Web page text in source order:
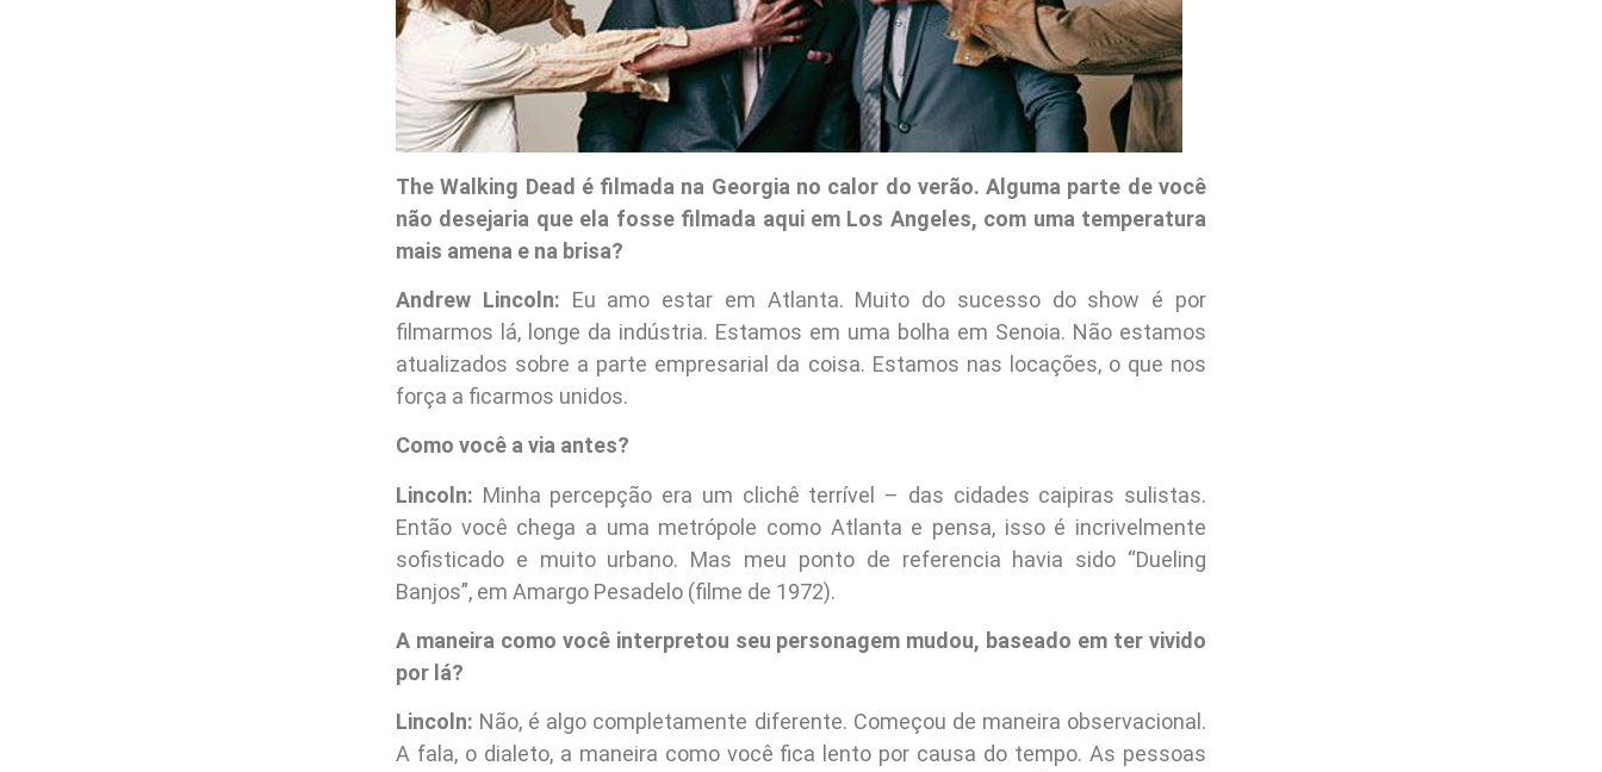
The Walking Dead é filmada na Georgia no calor do verão. Alguma parte de você
não desejaria que ela fosse filmada aqui em Los Angeles, com uma temperatura
mais amena e na brisa?
Andrew Lincoln: Eu amo estar em Atlanta. Muito do sucesso do show é por
filmarmos lá, longe da indústria. Estamos em uma bolha em Senoia. Não estamos
atualizados sobre a parte empresarial da coisa. Estamos nas locações, o que nos
força a ficarmos unidos.
Como você a via antes?
Lincoln: Minha percepção era um clichê terrível – das cidades caipiras sulistas.
Então você chega a uma metrópole como Atlanta e pensa, isso é incrivelmente
sofisticado e muito urbano. Mas meu ponto de referencia havia sido “Dueling
Banjos”, em Amargo Pesadelo (filme de 1972).
A maneira como você interpretou seu personagem mudou, baseado em ter vivido
por lá?
Lincoln: Não, é algo completamente diferente. Começou de maneira observacional.
A fala, o dialeto, a maneira como você fica lento por causa do tempo. As pessoas